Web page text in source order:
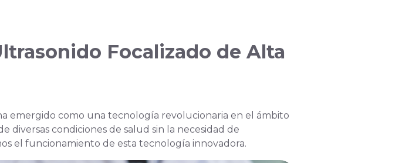
Focalizado de Alta
emergido como una tecnología revolucionaria en el ámbito
diversas condiciones de salud sin la necesidad de
el funcionamiento de esta tecnología innovadora.